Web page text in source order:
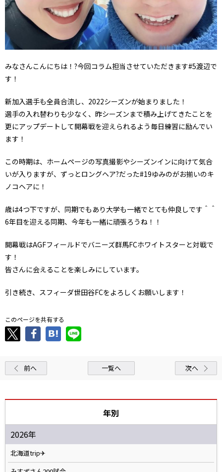
みなさんこんにちは！?今回コラム担当させていただきます#5渡辺で
す！
新加入選手も全員合流し、2022シーズンが始まりました！
選手の入れ替わりも少なく、昨シーズンまで積み上げてきたことを
更にアップデートして開幕戦を迎えられるよう毎日練習に励んでい
ます！
この時期は、ホームページの写真撮影やシーズンインに向けて気合
いが入りますが、ずっとロングヘア?だった#19ゆみのがお揃いのキ
ノコヘアに！
歳は4つ下ですが、同期でもあり大学も一緒でとても仲良しです＾＾
6年目を迎える同期、今年も一緒に頑張ろうね！！
開幕戦はAGFフィールドでバニーズ群馬FCホワイトスターと対戦で
す！
皆さんに会えることを楽しみにしています。
引き続き、スフィーダ世田谷FCをよろしくお願いします！
このページを共有する
前へ 一覧へ 次へ
年別
2026年
北海道trip✈